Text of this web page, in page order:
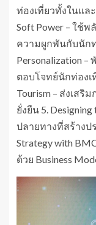
ท่องเที่ยวทั้งในและ
Soft Power – ใช้
ความผูกพันกับนักท่
Personalization
ตอบโจทย์นักท่องเ
Tourism – ส่งเสริ
ยั่งยืน 5.
ปลายทางที่สร้างป
Strategy with
ด้วย Business